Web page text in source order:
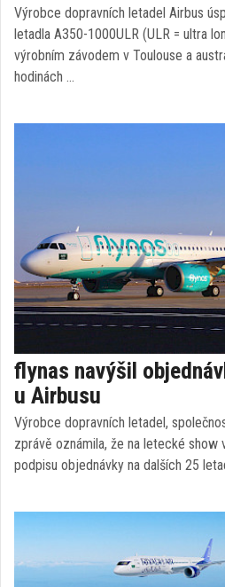
Výrobce dopravních letadel Airbus
letadla A350-1000ULR (ULR = ultra
výrobním závodem v Toulouse a
hodinách …
flynas navýšil
u Airbusu
Výrobce dopravních letadel,
zprávě oznámila, že na letecké show
podpisu objednávky na dalších 25